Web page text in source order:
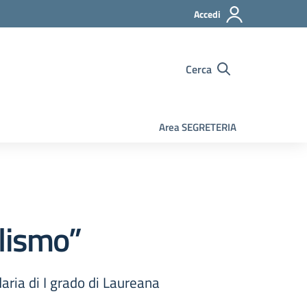
Accedi
Cerca
Area SEGRETERIA
di I grado di Laureana